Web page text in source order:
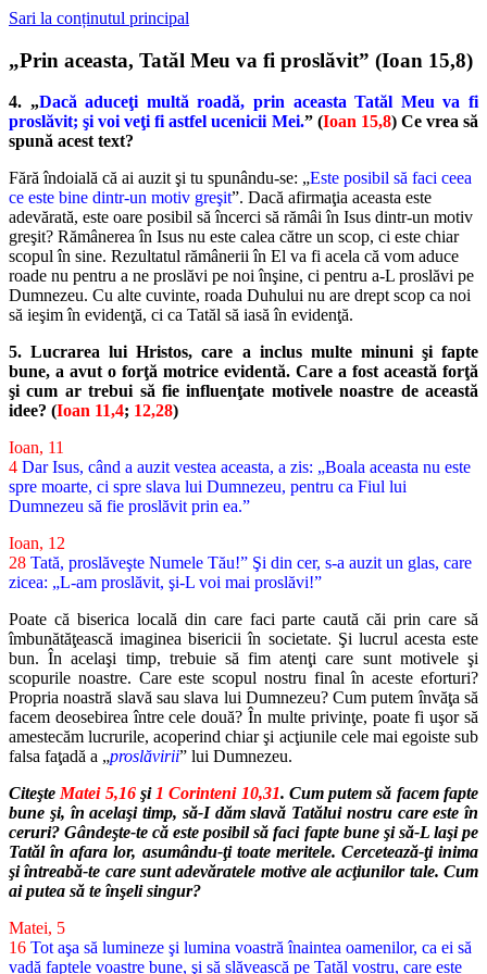
Sari la conținutul principal
„Prin aceasta, Tatăl Meu va fi proslăvit” (Ioan 15,8)
4. „Dacă aduceţi multă roadă, prin aceasta Tatăl Meu va fi
proslăvit; şi voi veţi fi astfel ucenicii Mei.” (Ioan 15,8) Ce vrea să
spună acest text?
Fără îndoială că ai auzit şi tu spunându-se: „Este posibil să faci ceea
ce este bine dintr-un motiv greşit”. Dacă afirmaţia aceasta este
adevărată, este oare posibil să încerci să rămâi în Isus dintr-un motiv
greşit? Rămânerea în Isus nu este calea către un scop, ci este chiar
scopul în sine. Rezultatul rămânerii în El va fi acela că vom aduce
roade nu pentru a ne proslăvi pe noi înşine, ci pentru a-L proslăvi pe
Dumnezeu. Cu alte cuvinte, roada Duhului nu are drept scop ca noi
să ieşim în evidenţă, ci ca Tatăl să iasă în evidenţă.
5. Lucrarea lui Hristos, care a inclus multe minuni şi fapte
bune, a avut o forţă motrice evidentă. Care a fost această forţă
şi cum ar trebui să fie influenţate motivele noastre de această
idee? (Ioan 11,4; 12,28)
Ioan, 11
4 Dar Isus, când a auzit vestea aceasta, a zis: „Boala aceasta nu este
spre moarte, ci spre slava lui Dumnezeu, pentru ca Fiul lui
Dumnezeu să fie proslăvit prin ea.”
Ioan, 12
28 Tată, proslăveşte Numele Tău!” Şi din cer, s-a auzit un glas, care
zicea: „L-am proslăvit, şi-L voi mai proslăvi!”
Poate că biserica locală din care faci parte caută căi prin care să
îmbunătăţească imaginea bisericii în societate. Şi lucrul acesta este
bun. În acelaşi timp, trebuie să fim atenţi care sunt motivele şi
scopurile noastre. Care este scopul nostru final în aceste eforturi?
Propria noastră slavă sau slava lui Dumnezeu? Cum putem învăţa să
facem deosebirea între cele două? În multe privinţe, poate fi uşor să
amestecăm lucrurile, acoperind chiar şi acţiunile cele mai egoiste sub
falsa faţadă a „proslăvirii” lui Dumnezeu.
CiteşteMatei 5,16şi1 Corinteni 10,31. Cum putem să facem fapte
bune şi, în acelaşi timp, să-I dăm slavă Tatălui nostru care este în
ceruri? Gândeşte-te că este posibil să faci fapte bune şi să-L laşi pe
Tatăl în afara lor, asumându-ţi toate meritele. Cercetează-ţi inima
şi întreabă-te care sunt adevăratele motive ale acţiunilor tale. Cum
ai putea să te înşeli singur?
Matei, 5
16 Tot aşa să lumineze şi lumina voastră înaintea oamenilor, ca ei să
vadă faptele voastre bune, şi să slăvească pe Tatăl vostru, care este